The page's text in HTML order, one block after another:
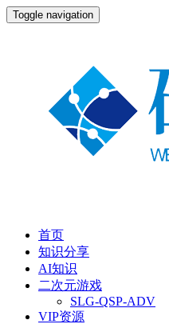
Toggle navigation
首页
知识分享
AI知识
二次元游戏
SLG-QSP-ADV
VIP资源